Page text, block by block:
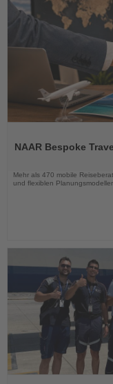
dieNAAR Bespoke
Mehr als 470 mobile
und flexiblen